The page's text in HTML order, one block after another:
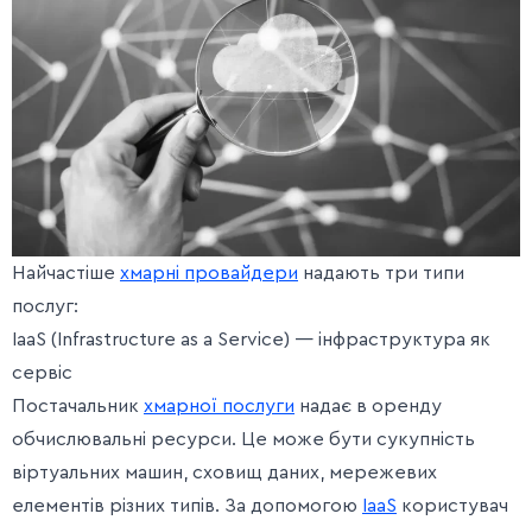
Найчастіше хмарні провайдери надають три типи
послуг:
IaaS (Infrastructure as a Service) — інфраструктура як
сервіс
Постачальник хмарної послуги надає в оренду
обчислювальні ресурси. Це може бути сукупність
віртуальних машин, сховищ даних, мережевих
елементів різних типів. За допомогою IaaS користувач